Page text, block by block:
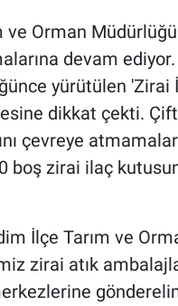
ve Orman
devam
yürütülen 'Zirai
dikkat çekti.
çevreye
boş zirai ilaç
İlçe Tarım ve
zirai atık